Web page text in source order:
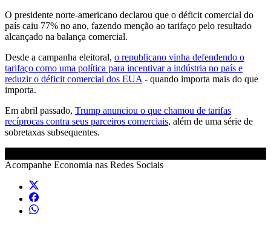
O presidente norte-americano declarou que o déficit comercial do
país caiu 77% no ano, fazendo menção ao tarifaço pelo resultado
alcançado na balança comercial.
Desde a campanha eleitoral, o republicano vinha defendendo o
tarifaço como uma política para incentivar a indústria no país e
reduzir o déficit comercial dos EUA - quando importa mais do que
importa.
Em abril passado, Trump anunciou o que chamou de tarifas
recíprocas contra seus parceiros comerciais, além de uma série de
sobretaxas subsequentes.
Acompanhe Economia nas Redes Sociais